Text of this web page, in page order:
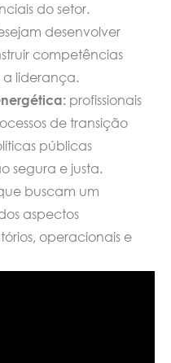
do setor.
desenvolver
competências
liderança.
profissionais
de transição
públicas
segura e justa.
buscam um
aspectos
operacionais e